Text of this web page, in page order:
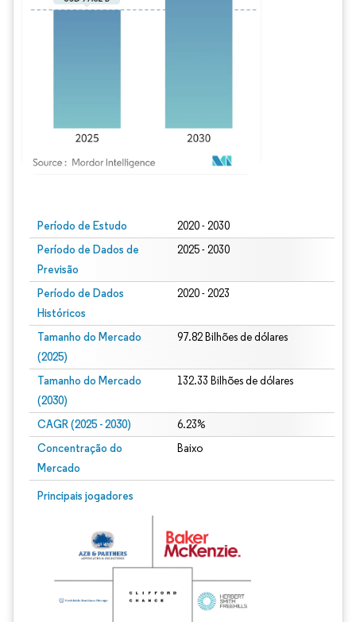
Período de Estudo 2020 - 2030
Período de Dados de
Previsão
2025 - 2030
Período de Dados
Históricos
2020 - 2023
Tamanho do Mercado
(2025)
97.82 Bilhões de dólares
Tamanho do Mercado
(2030)
132.33 Bilhões de dólares
CAGR (2025 - 2030) 6.23%
Concentração do
Mercado
Baixo
Principais jogadores